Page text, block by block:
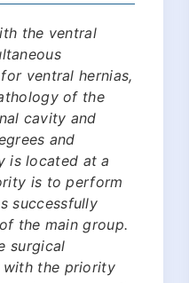
the ventral
ventral hernias,
of the
cavity and
and
is located at a
is to perform
successfully
the main group.
surgical
with the priority